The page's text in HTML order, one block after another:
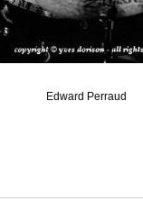
Edward Perraud